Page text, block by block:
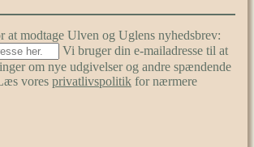
at modtage Ulven og Uglens nyhedsbrev:
Vi bruger din e-mailadresse til at
om nye udgivelser og andre spændende
vores privatlivspolitik for nærmere